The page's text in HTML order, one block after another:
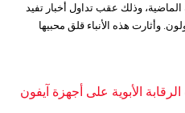
وذلك عقب تداول أخبار تفيد
وأثارت هذه الأنباء قلق محبيها
الأبوية على أجهزة آيفون